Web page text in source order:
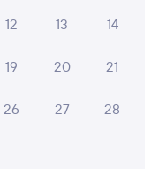
12 13 14
19 20 21
26 27 28